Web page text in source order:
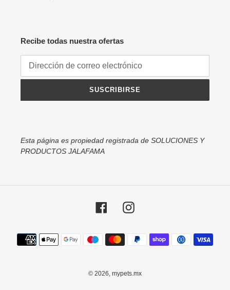
Recibe todas nuestra ofertas
SUSCRIBIRSE
Esta página es propiedad registrada de SOLUCIONES Y
PRODUCTOS JALAFAMA
FacebookInstagram
Métodos
de
© 2026, mypets.mx